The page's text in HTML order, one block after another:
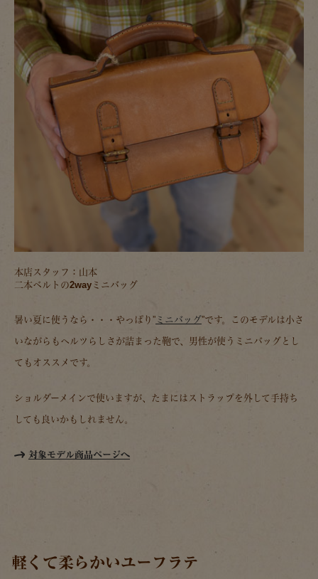
本店スタッフ：山本
二本ベルトの2wayミニバッグ
暑い夏に使うなら・・・やっぱり” ミニバッグ”です。このモデルは小さ
いながらもヘルツらしさが詰まった鞄で、男性が使うミニバッグとし
てもオススメです。
ショルダーメインで使いますが、たまにはストラップを外して手持ち
しても良いかもしれません。
対象モデル商品ページへ
軽くて柔らかいユーフラテ